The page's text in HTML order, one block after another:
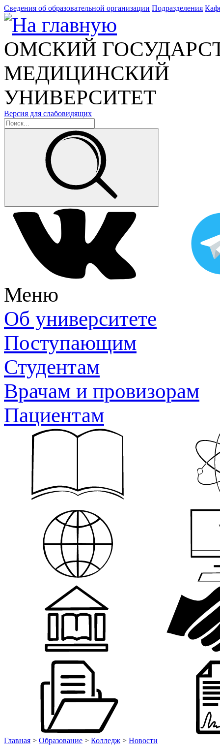
Сведения об образовательной организации Подразделения
ОМСКИЙ
МЕДИЦИНСКИЙ
УНИВЕРСИТЕТ
Версия для слабовидящих
Меню
Об университете
Поступающим
Студентам
Врачам и провизорам
Пациентам
Главная > Образование > Колледж > Новости